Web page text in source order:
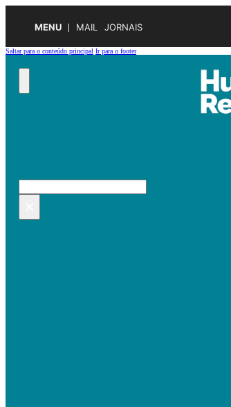
MENU MAIL JORNAIS
Saltar para o conteúdo principal Ir para o footer
Pesquisar